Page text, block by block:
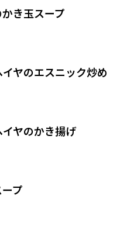
き玉スープ
ヤのエスニック炒め
ヤのかき揚げ
プ